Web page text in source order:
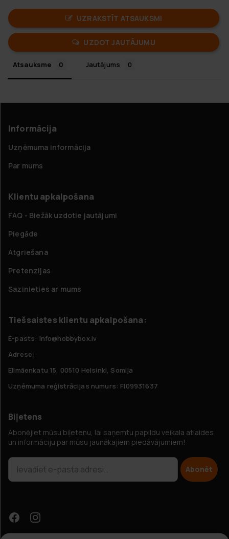
UZRAKSTĪT ATSAUKSMI
UZDOT JAUTĀJUMU
Atsauksme Jautājums
Informācija
Uzņēmuma informācija
Par mums
Klientu apkalpošana
FAQ - Biežāk uzdotie jautājumi
Piegāde
Atgriešana
Pretenzijas
Sazinieties ar mums
Tiešsaistes klientu apkalpošana:
E-pasts: info@hobbybox.lv
Adrese:
Elimäenkatu 15, 00510 Helsinki, Somija
Uzņēmuma reģistrācijas numurs: FI09931637
Biļetens
Abonējiet mūsu biļetenu, lai saņemtu papildu veikala atlaides
un informāciju par mūsu jaunākajiem piedāvājumiem!
Abonēt